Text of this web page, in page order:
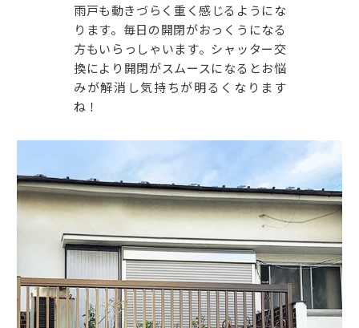
雨戸も動きづらく重く感じるようにな
ります。毎日の開閉がおっくうになる
方もいらっしゃいます。シャッター交
換により開閉がスムースになるとお悩
みが解消し気持ちが明るくなります
ね！